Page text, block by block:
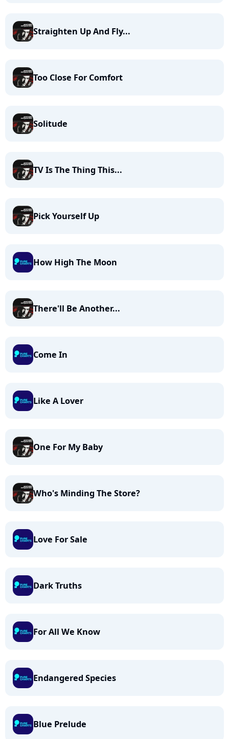
Straighten Up And Fly...
Too Close For Comfort
Solitude
TV Is The Thing This...
Pick Yourself Up
How High The Moon
There'll Be Another...
Come In
Like A Lover
One For My Baby
Who's Minding The Store?
Love For Sale
Dark Truths
For All We Know
Endangered Species
Blue Prelude